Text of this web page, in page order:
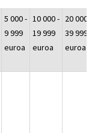
5 000 -
9 999
euroa
10 000 -
19 999
euroa
20 000 -
39 999
euroa